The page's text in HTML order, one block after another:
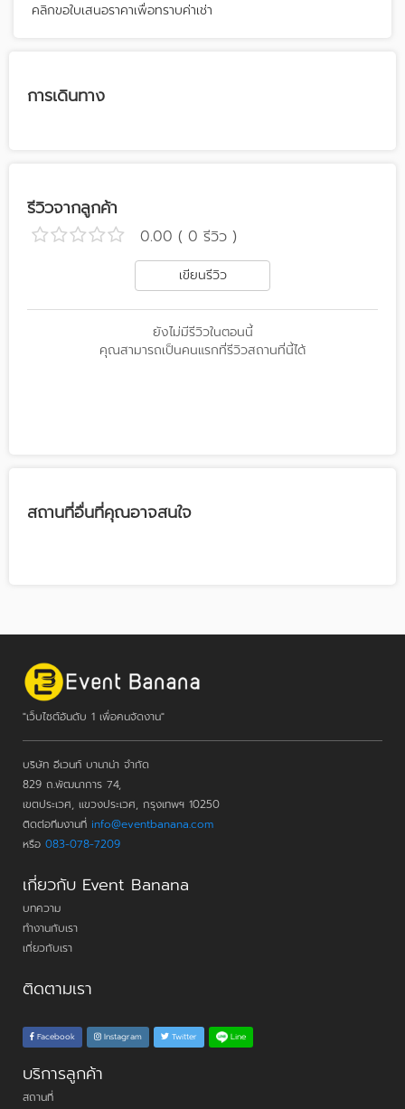
คลิกขอใบเสนอราคาเพื่อทราบค่าเช่า
การเดินทาง
รีวิวจากลูกค้า
0.00 ( 0 รีวิว )
เขียนรีวิว
ยังไม่มีรีวิวในตอนนี้
คุณสามารถเป็นคนแรกที่รีวิวสถานที่นี้ได้
สถานที่อื่นที่คุณอาจสนใจ
"เว็บไซต์อันดับ 1 เพื่อคนจัดงาน"
บริษัท อีเวนท์ บานาน่า จำกัด
829 ถ.พัฒนาการ 74,
เขตประเวศ, แขวงประเวศ, กรุงเทพฯ 10250
ติดต่อทีมงานที่ info@eventbanana.com
หรือ 083-078-7209
เกี่ยวกับ Event Banana
บทความ
ทำงานกับเรา
เกี่ยวกับเรา
ติดตามเรา
Facebook Instagram Twitter Line
บริการลูกค้า
สถานที่